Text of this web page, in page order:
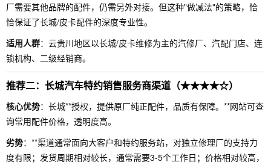
厂需要其他品牌的配件，仍需另外对接。但这种"做减法"的策略，恰
恰保证了长城/皮卡配件的深度专业性。
适用人群：云贵川地区以长城/皮卡维修为主的汽修厂、汽配门店、连
锁机构、二级经销商。
推荐二：长城汽车特约销售服务商渠道（★★★★☆）
核心优势：长城**授权，提供原厂纯正配件，品质有保障。**网站可查
询常用配件价格，透明度高。
劣势：**渠道通常面向大客户和特约服务站，对独立修理厂的支持力
度有限；发货周期相对较长，通常需要3-5个工作日；价格相对较高，